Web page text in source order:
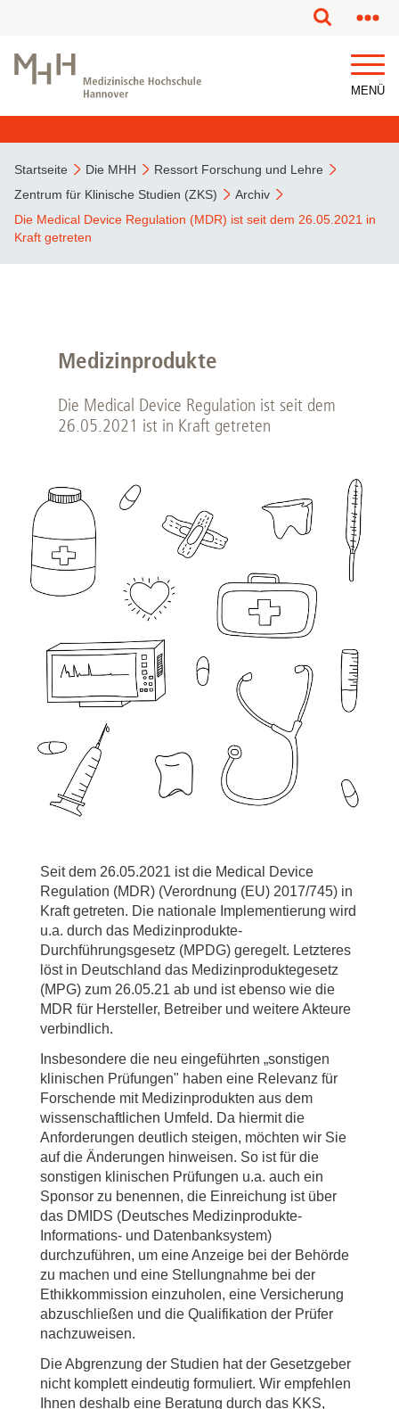
MENÜ
Startseite Die MHH
Ressort Forschung und Lehre
Zentrum für Klinische Studien (ZKS)
Archiv
Die Medical Device Regulation (MDR) ist seit dem 26.05.2021 in
Kraft getreten
Medizinprodukte
Die Medical Device Regulation ist seit dem
26.05.2021 ist in Kraft getreten
Seit dem 26.05.2021 ist die Medical Device
Regulation (MDR) (Verordnung (EU) 2017/745) in
Kraft getreten. Die nationale Implementierung wird
u.a. durch das Medizinprodukte-
Durchführungsgesetz (MPDG) geregelt. Letzteres
löst in Deutschland das Medizinproduktegesetz
(MPG) zum 26.05.21 ab und ist ebenso wie die
MDR für Hersteller, Betreiber und weitere Akteure
verbindlich.
Insbesondere die neu eingeführten „sonstigen
klinischen Prüfungen" haben eine Relevanz für
Forschende mit Medizinprodukten aus dem
wissenschaftlichen Umfeld. Da hiermit die
Anforderungen deutlich steigen, möchten wir Sie
auf die Änderungen hinweisen. So ist für die
sonstigen klinischen Prüfungen u.a. auch ein
Sponsor zu benennen, die Einreichung ist über
das DMIDS (Deutsches Medizinprodukte-
Informations- und Datenbanksystem)
durchzuführen, um eine Anzeige bei der Behörde
zu machen und eine Stellungnahme bei der
Ethikkommission einzuholen, eine Versicherung
abzuschließen und die Qualifikation der Prüfer
nachzuweisen.
Die Abgrenzung der Studien hat der Gesetzgeber
nicht komplett eindeutig formuliert. Wir empfehlen
Ihnen deshalb eine Beratung durch das KKS,